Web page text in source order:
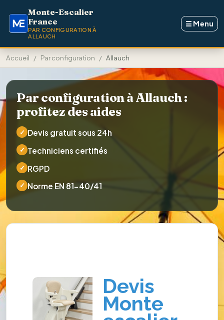
Aller au contenu principal
Monte-Escalier
France
PAR CONFIGURATION À
ALLAUCH
☰ Menu
Accueil Par configuration Allauch
Par configuration à Allauch :
profitez des aides
✓ Devis gratuit sous 24h
✓ Techniciens certifiés
✓ RGPD
✓ Norme EN 81-40/41